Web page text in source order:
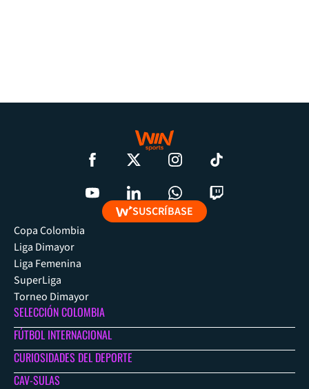
SUSCRÍBASE
Copa Colombia
Liga Dimayor
Liga Femenina
SuperLiga
Torneo Dimayor
SELECCIÓN COLOMBIA
FÚTBOL INTERNACIONAL
CURIOSIDADES DEL DEPORTE
CAV-SULAS